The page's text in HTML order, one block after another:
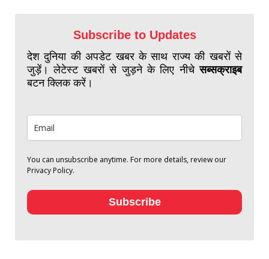
Subscribe to Updates
देश दुनिया की अपडेट खबर के साथ राज्य की खबरों से
जुड़ें। लेटेस्ट खबरों से जुड़ने के लिए नीचेसब्सक्राइब
बटन क्लिक करें।
You can unsubscribe anytime. For more details, review our
Privacy Policy.
Subscribe